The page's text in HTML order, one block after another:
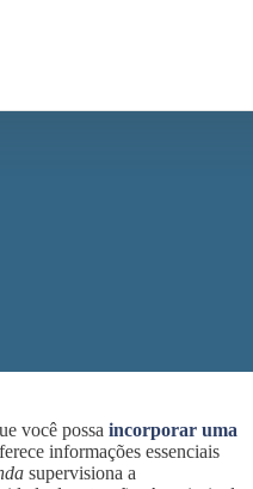
você possa incorporar uma
informações essenciais
supervisiona a